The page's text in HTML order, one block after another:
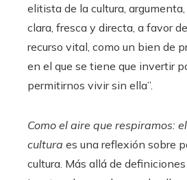
elitista de la cultura,
clara, fresca y directa, a favor
recurso vital, como un bien de
en el que se tiene que invertir
permitirnos vivir sin ella”.
Como el aire que respiramos:
cultura es una reflexión sobre
cultura. Más allá de